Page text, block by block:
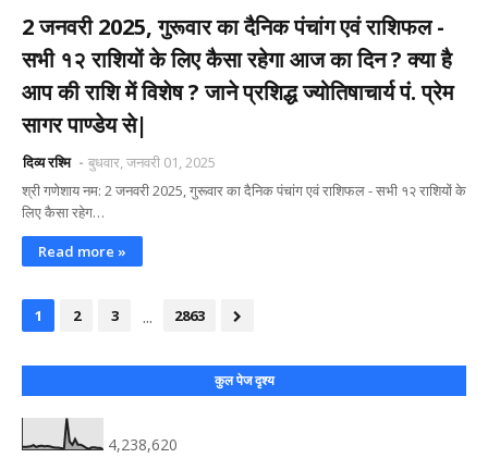
2 जनवरी 2025, गुरूवार का दैनिक पंचांग एवं राशिफल -
सभी १२ राशियों के लिए कैसा रहेगा आज का दिन ? क्या है
आप की राशि में विशेष ? जाने प्रशिद्ध ज्योतिषाचार्य पं. प्रेम
सागर पाण्डेय से|
दिव्य रश्मि
बुधवार, जनवरी 01, 2025
श्री गणेशाय नम: 2 जनवरी 2025, गुरूवार का दैनिक पंचांग एवं राशिफल - सभी १२ राशियों के
लिए कैसा रहेग…
Read more »
1 2 3 ... 2863
कुल पेज दृश्य
4,238,620